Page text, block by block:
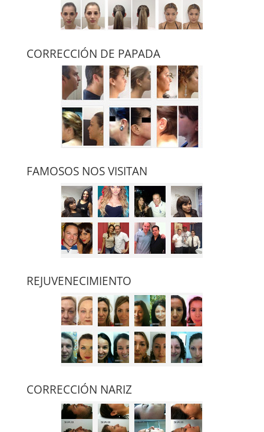
CORRECCIÓN DE PAPADA
FAMOSOS NOS VISITAN
REJUVENECIMIENTO
CORRECCIÓN NARIZ